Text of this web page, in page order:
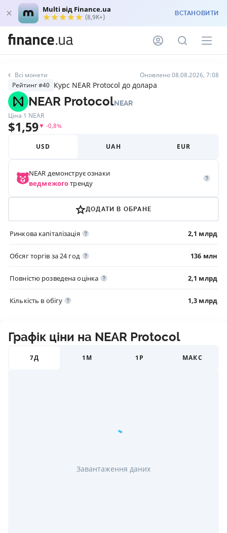
Multi від Finance.ua
(8,9K+) ВСТАНОВИТИ
Всі монети
Оновлено 08.08.2026, 7:08
Рейтинг #40 Курс NEAR Protocol до долара
NEAR ProtocolNEAR
Ціна 1 NEAR
$1,59▼ -0,8%
USD UAH EUR
NEAR демонструє ознаки
ведмежоготренду
ДОДАТИ В ОБРАНЕ
Ринкова капіталізація 2,1 млрд
Обсяг торгів за 24 год 136 млн
Повністю розведена оцінка 2,1 млрд
Кількість в обігу 1,3 млрд
Графік ціни на NEAR Protocol
7Д 1М 1Р МАКС
Завантаження даних